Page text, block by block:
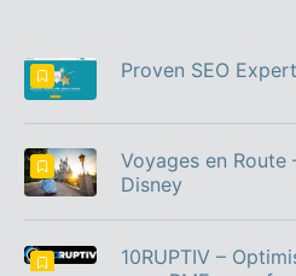
Proven SEO Expert
Voyages en Route
Disney
10RUPTIV –